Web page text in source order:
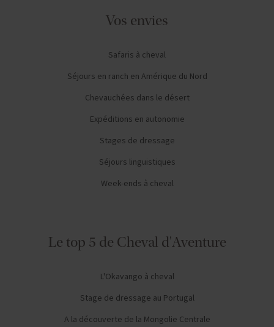
Vos envies
Safaris à cheval
Séjours en ranch en Amérique du Nord
Chevauchées dans le désert
Expéditions en autonomie
Stages de dressage
Séjours linguistiques
Week-ends à cheval
Le top 5 de Cheval d'Aventure
L'Okavango à cheval
Stage de dressage au Portugal
A la découverte de la Mongolie Centrale